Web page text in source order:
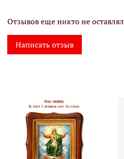
Отзывов еще никто не оставлял
Написать отзыв